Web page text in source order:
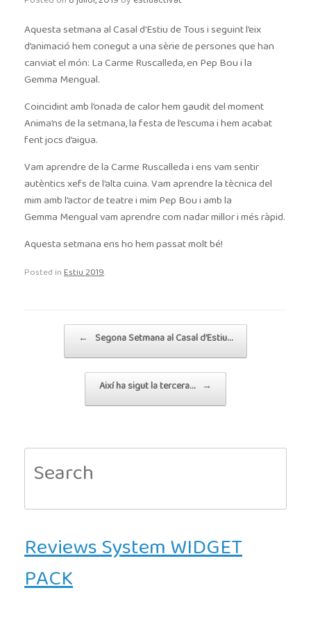
Aquesta setmana al Casal d’Estiu de Tous i seguint l’eix
d’animació hemconegut a una sèrie de persones que han
canviat el món: La Carme Ruscalleda, en Pep Bou i la
GemmaMengual.
Coincidint amb l’onada de calor hem gaudit del moment
Anima’ns de la setmana, la festa de l’escuma i hem acabat
fent jocs d’aigua.
Vam aprendre de la Carme Ruscalleda i ens vam sentir
autèntics xefs de l’alta cuina. Vam aprendre la tècnica del
mim amb l’actor de teatre i mim Pep Bou i amb la
GemmaMengualvam aprendre com nadar millor i més ràpid.
Aquesta setmana ens ho hem passat molt bé!
Posted inEstiu 2019.
Post navigation
← Segona Setmana al Casal d’Estiu…
Així ha sigut la tercera… →
Search
for:
Reviews System WIDGET
PACK